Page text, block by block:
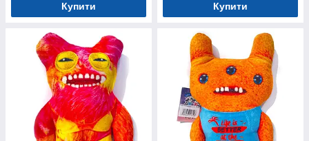
Купити Купити